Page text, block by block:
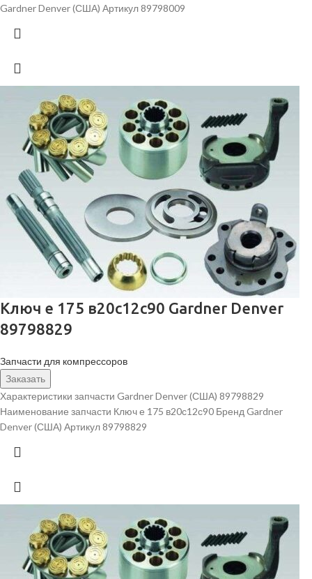
Gardner Denver (США) Артикул 89798009
Ключ е 175 в20с12с90 Gardner Denver
89798829
Запчасти для компрессоров
Заказать
Характеристики запчасти Gardner Denver (США) 89798829
Наименование запчасти Ключ е 175 в20с12с90 Бренд Gardner
Denver (США) Артикул 89798829